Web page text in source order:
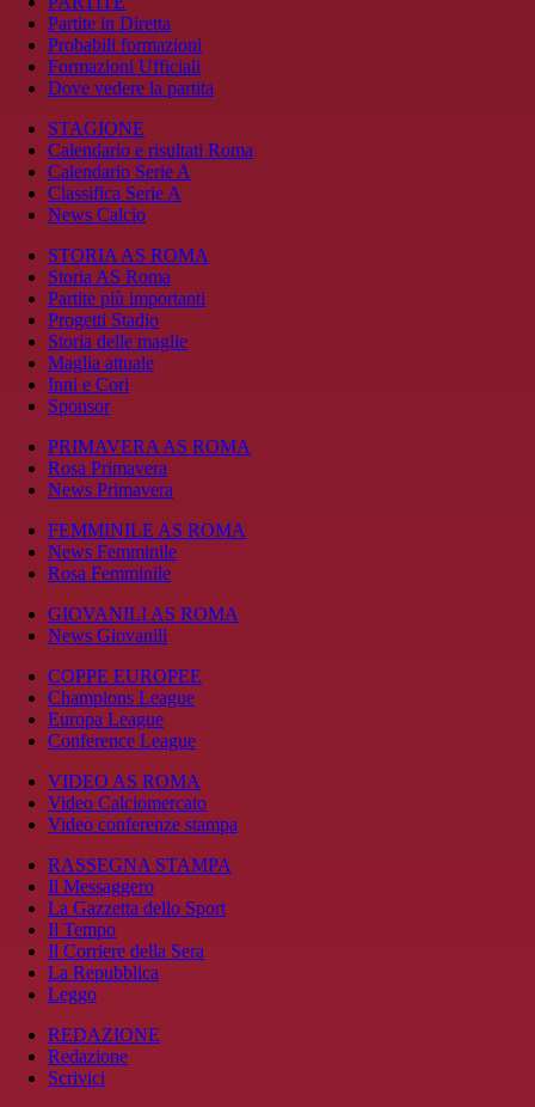
Partite in Diretta
Probabili formazioni
Formazioni Ufficiali
Dove vedere la partita
STAGIONE
Calendario e risultati Roma
Calendario Serie A
Classifica Serie A
News Calcio
STORIA AS ROMA
Storia AS Roma
Partite più importanti
Progetti Stadio
Storia delle maglie
Maglia attuale
Inni e Cori
Sponsor
PRIMAVERA AS ROMA
Rosa Primavera
News Primavera
FEMMINILE AS ROMA
News Femminile
Rosa Femminile
GIOVANILI AS ROMA
News Giovanili
COPPE EUROPEE
Champions League
Europa League
Conference League
VIDEO AS ROMA
Video Calciomercato
Video conferenze stampa
RASSEGNA STAMPA
Il Messaggero
La Gazzetta dello Sport
Il Tempo
Il Corriere della Sera
La Repubblica
Leggo
REDAZIONE
Redazione
Scrivici